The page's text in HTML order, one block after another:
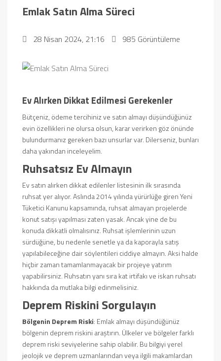
Emlak Satın Alma Süreci
28 Nisan 2024, 21:16 985 Görüntüleme
Ev Alırken Dikkat Edilmesi Gerekenler
Bütçeniz, ödeme tercihiniz ve satın almayı düşündüğünüz
evin özellikleri ne olursa olsun, karar verirken göz önünde
bulundurmanız gereken bazı unsurlar var. Dilerseniz, bunları
daha yakından inceleyelim.
Ruhsatsız Ev Almayın
Ev satın alırken dikkat edilenler listesinin ilk sırasında
ruhsat yer alıyor. Aslında 2014 yılında yürürlüğe giren Yeni
Tüketici Kanunu kapsamında, ruhsat almayan projelerde
konut satışı yapılması zaten yasak. Ancak yine de bu
konuda dikkatli olmalısınız. Ruhsat işlemlerinin uzun
sürdüğüne, bu nedenle senetle ya da kaporayla satış
yapılabileceğine dair söylentileri ciddiye almayın. Aksi halde
hiçbir zaman tamamlanmayacak bir projeye yatırım
yapabilirsiniz. Ruhsatın yanı sıra kat irtifakı ve iskan ruhsatı
hakkında da mutlaka bilgi edinmelisiniz.
Deprem Riskini Sorgulayın
Bölgenin Deprem Riski: Emlak almayı düşündüğünüz
bölgenin deprem riskini araştırın. Ülkeler ve bölgeler farklı
deprem riski seviyelerine sahip olabilir. Bu bilgiyi yerel
jeolojik ve deprem uzmanlarından veya ilgili makamlardan